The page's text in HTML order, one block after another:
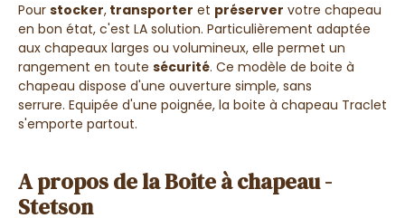
Pour stocker, transporter et préserver votre chapeau
en bon état, c'est LA solution. Particulièrement adaptée
aux chapeaux larges ou volumineux, elle permet un
rangement en toute sécurité. Ce modèle de boite à
chapeau dispose d'une ouverture simple, sans
serrure. Equipée d'une poignée, la boite à chapeau Traclet
s'emporte partout.
A propos de la Boite à chapeau -
Stetson